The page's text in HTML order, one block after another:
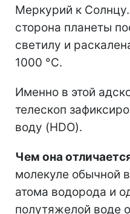
Меркурий к
сторона планеты
светилу и
1000 °C.
Именно в этой
телескоп
воду (HDO).
Чем она
молекуле обычной
атома водорода и
полутяжелой воде